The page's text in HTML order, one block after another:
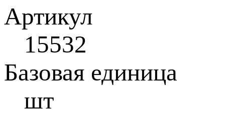
Артикул
15532
Базовая единица
шт